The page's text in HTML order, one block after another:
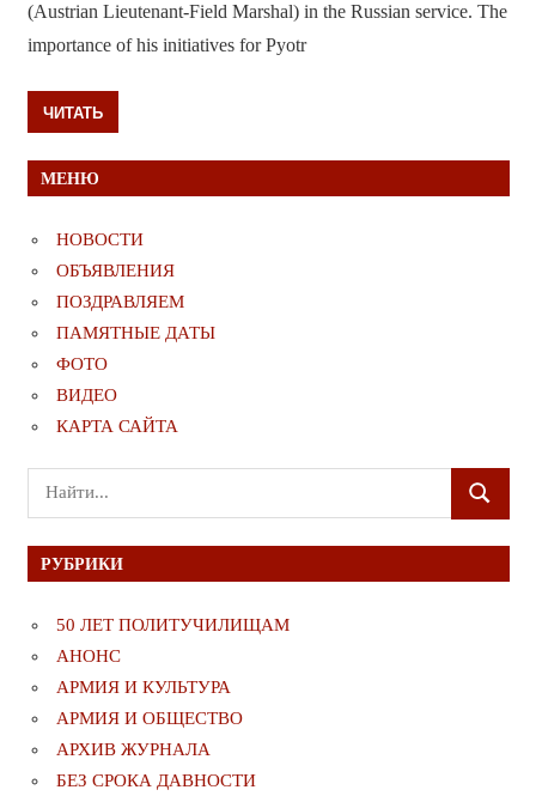
(Austrian Lieutenant-Field Marshal) in the Russian service. The
importance of his initiatives for Pyotr
ЧИТАТЬ
МЕНЮ
НОВОСТИ
ОБЪЯВЛЕНИЯ
ПОЗДРАВЛЯЕМ
ПАМЯТНЫЕ ДАТЫ
ФОТО
ВИДЕО
КАРТА САЙТА
Поиск
для:
ПОИСК
РУБРИКИ
50 ЛЕТ ПОЛИТУЧИЛИЩАМ
АНОНС
АРМИЯ И КУЛЬТУРА
АРМИЯ И ОБЩЕСТВО
АРХИВ ЖУРНАЛА
БЕЗ СРОКА ДАВНОСТИ